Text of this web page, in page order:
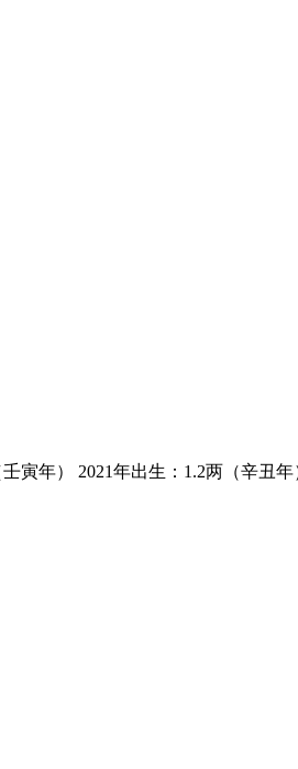
年） 2021年出生：1.2两（辛丑年